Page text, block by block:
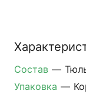
Состав —
Упаковка —